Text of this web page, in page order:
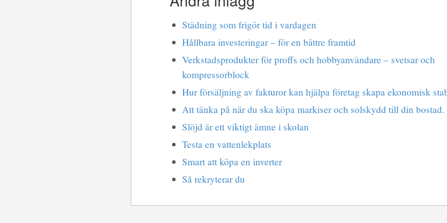
Städning som frigör tid i vardagen
Hållbara investeringar – för en bättre framtid
Verkstadsprodukter för proffs och hobbyanvändare – svetsar och
kompressorblock
Hur försäljning av fakturor kan hjälpa företag skapa ekonomisk
Att tänka på när du ska köpa markiser och solskydd till din bostad.
Slöjd är ett viktigt ämne i skolan
Testa en vattenlekplats
Smart att köpa en inverter
Så rekryterar du